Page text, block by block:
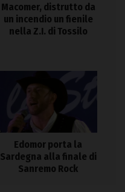
Macomer, distrutto da
un incendio un fienile
nella Z.I. di Tossilo
Edomor porta la
Sardegna alla finale di
Sanremo Rock